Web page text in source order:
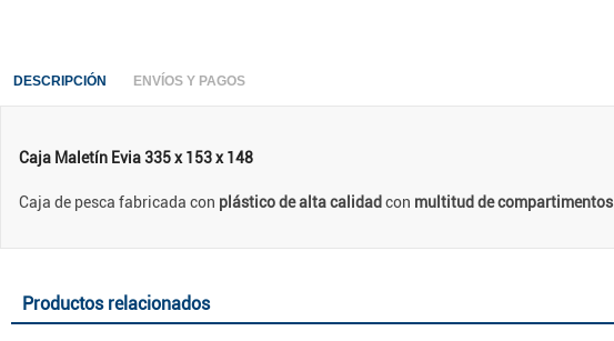
DESCRIPCIÓN ENVÍOS Y PAGOS
Caja Maletín Evia 335 x 153 x 148
Caja de pesca fabricada con plástico de alta calidad con multitud de compartimentos
Productos relacionados